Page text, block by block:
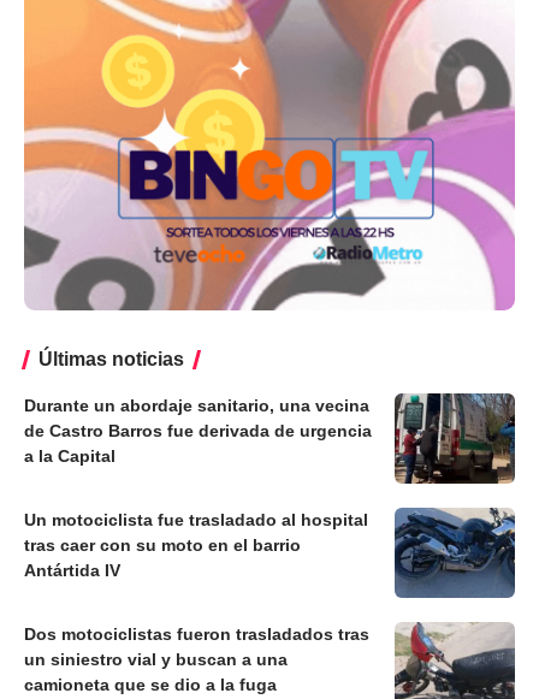
Últimas noticias
Durante un abordaje sanitario, una vecina
de Castro Barros fue derivada de urgencia
a la Capital
Un motociclista fue trasladado al hospital
tras caer con su moto en el barrio
Antártida IV
Dos motociclistas fueron trasladados tras
un siniestro vial y buscan a una
camioneta que se dio a la fuga